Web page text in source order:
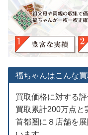
福ちゃんはこんな
買取価格に対する
買取累計200万点と
首都圏に８店舗を